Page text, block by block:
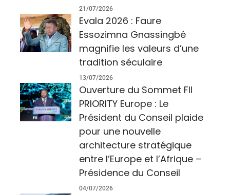
21/07/2026
Evala 2026 : Faure
Essozimna Gnassingbé
magnifie les valeurs d’une
tradition séculaire
13/07/2026
Ouverture du Sommet FII
PRIORITY Europe : Le
Président du Conseil plaide
pour une nouvelle
architecture stratégique
entre l’Europe et l’Afrique –
Présidence du Conseil
04/07/2026